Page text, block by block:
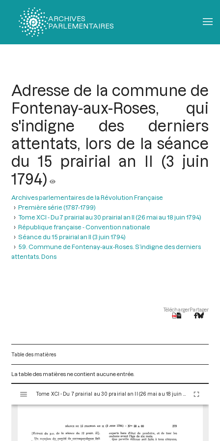
ARCHIVES
PARLEMENTAIRES
Adresse de la commune de
Fontenay-aux-Roses, qui
s'indigne des derniers
attentats, lors de la séance
du 15 prairial an II (3 juin
1794)
Archives parlementaires de la Révolution Française
Première série (1787-1799)
Tome XCI - Du 7 prairial au 30 prairial an II (26 mai au 18 juin 1794)
République française - Convention nationale
Séance du 15 prairial an II (3 juin 1794)
59. Commune de Fontenay-aux-Roses. S’indigne des derniers
attentats. Dons
TéléchargerPartager
Table des matières
La table des matières ne contient aucune entrée.
s